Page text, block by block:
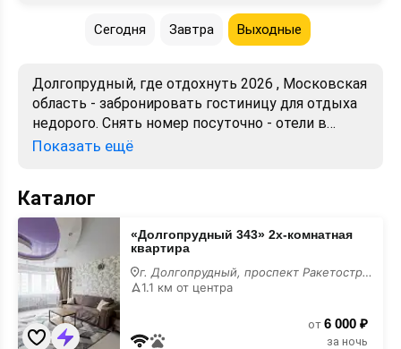
Сегодня Завтра Выходные
Долгопрудный, где отдохнуть 2026 , Московская
область - забронировать гостиницу для отдыха
недорого. Снять номер посуточно - отели в
Долгопрудном. Лучшие цены, отзывы, фото,
выбор.
Показать ещё
Каталог
«Долгопрудный
343»
2х-
комнатная
квартира
«Долгопрудный 343» 2х-комнатная
квартира
г. Долгопрудный, проспект Ракетостроителей, 1 к1
1.1 км от центра
от 6 000 ₽
за ночь